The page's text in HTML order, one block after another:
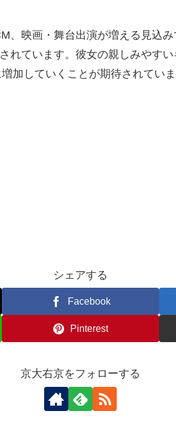
、映画・舞台出演が増える見込
れています。彼女の親しみやす
加していくことが期待されてい
シェアする
Facebook
Pinterest
京大右京をフォローする